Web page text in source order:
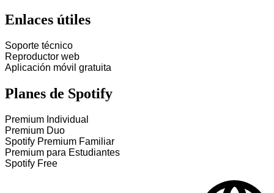
Enlaces útiles
Soporte técnico
Reproductor web
Aplicación móvil gratuita
Planes de Spotify
Premium Individual
Premium Duo
Spotify Premium Familiar
Premium para Estudiantes
Spotify Free